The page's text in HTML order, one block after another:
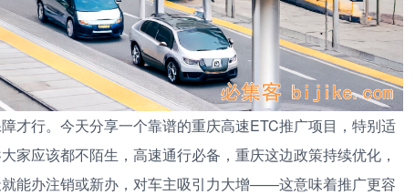
才行。今天分享一个靠谱的重庆高速ETC推广项目，特别适
家应该都不陌生，高速通行必备，重庆这边政策持续优化，
能办注销或新办，对车主吸引力大增——这意味着推广更容